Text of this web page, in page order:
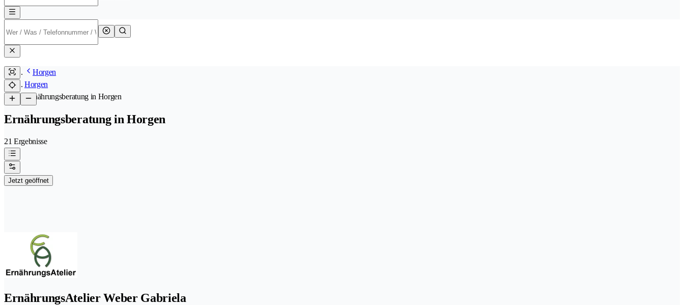
Horgen
Horgen
/Ernährungsberatung in Horgen
Ernährungsberatung in Horgen
21 Ergebnisse
Jetzt geöffnet
ErnährungsAtelier Weber Gabriela